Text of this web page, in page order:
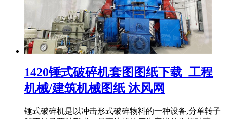
1420锤式破碎机套图图纸下载_工程
机械/建筑机械图纸 沐风网
锤式破碎机是以冲击形式破碎物料的一种设备,分单转子